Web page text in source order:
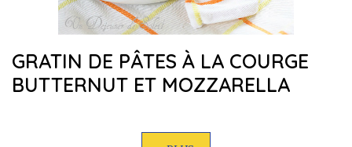
GRATIN DE PÂTES À LA COURGE
BUTTERNUT ET MOZZARELLA